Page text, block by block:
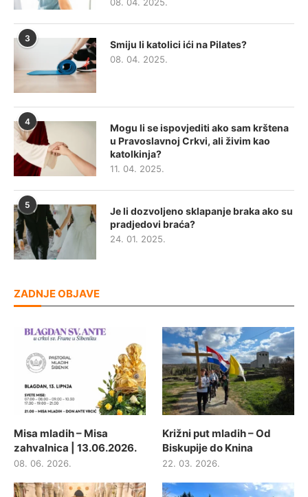
3
Smiju li katolici ići na Pilates?
08. 04. 2025.
4
Mogu li se ispovjediti ako sam krštena
u Pravoslavnoj Crkvi, ali živim kao
katolkinja?
11. 04. 2025.
5
Je li dozvoljeno sklapanje braka ako su
pradjedovi braća?
24. 01. 2025.
ZADNJE OBJAVE
Misa mladih – Misa
zahvalnica | 13.06.2026.
08. 06. 2026.
Križni put mladih – Od
Biskupije do Knina
22. 03. 2026.